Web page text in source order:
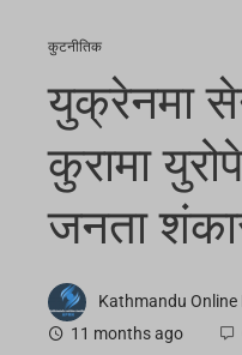
कुटनीतिक
युक्रेनमा
कुरामा
जनता
Kathmandu Online
11 months ago